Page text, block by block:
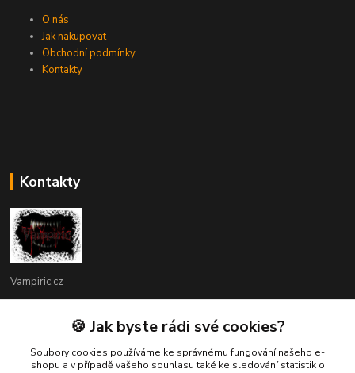
O nás
Jak nakupovat
Obchodní podmínky
Kontakty
Kontakty
Vampiric.cz
+420 774 198 598
(Po-Pá, 9-16 hod.)
🍪 Jak byste rádi své cookies?
Soubory cookies používáme ke správnému fungování našeho e-
shopu a v případě vašeho souhlasu také ke sledování statistik o